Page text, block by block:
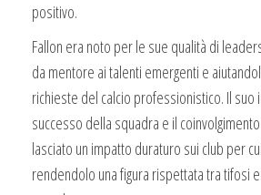
positivo.
Fallon era noto per le sue qualità di
da mentore ai talenti emergenti e
richieste del calcio professionistico. Il suo
successo della squadra e il
lasciato un impatto duraturo sui club per
rendendolo una figura rispettata tra tifosi